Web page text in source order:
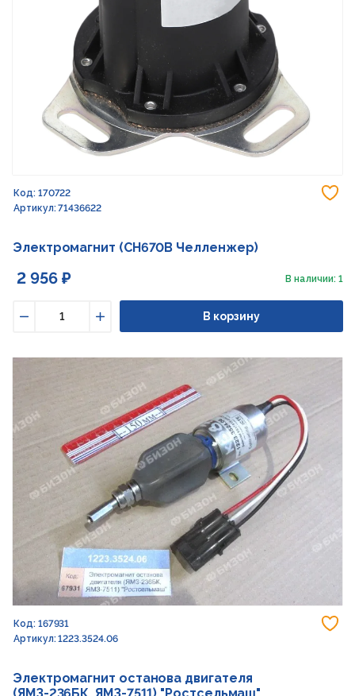
Код: 170722
Артикул: 71436622
Электромагнит (CH670B Челленжер)
2 956 ₽ В наличии: 1
Увеличить
В корзину
Код: 167931
Артикул: 1223.3524.06
Электромагнит останова двигателя